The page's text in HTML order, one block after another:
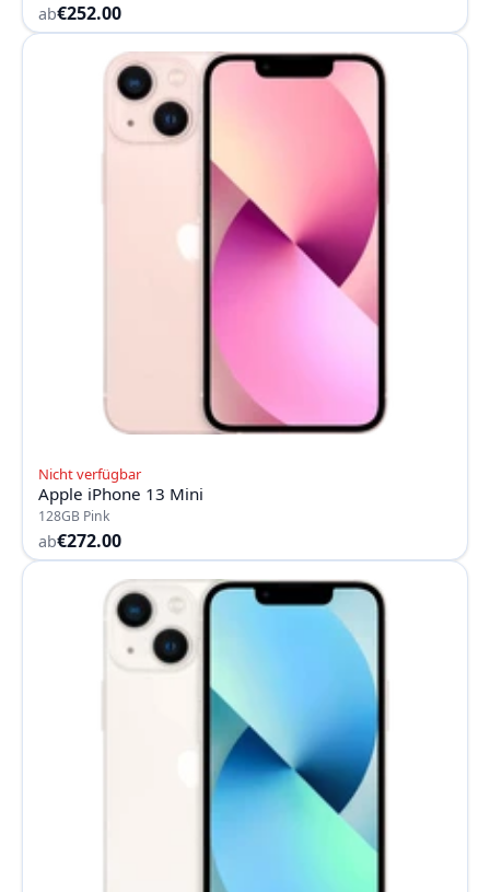
ab€252.00
Nicht verfügbar
Apple iPhone 13 Mini
128GB Pink
ab€272.00